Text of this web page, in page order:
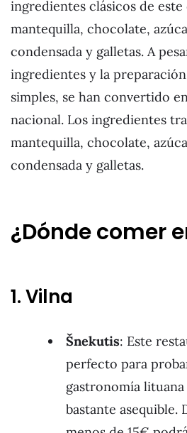
ingredientes clásicos de
mantequilla, chocolate,
condensada y galletas. A
ingredientes y la
simples, se han convertido
nacional. Los ingredientes
mantequilla, chocolate,
condensada y galletas.
¿Dónde comer
1. Vilna
Šnekutis: Este
perfecto para
gastronomía
bastante asequible.